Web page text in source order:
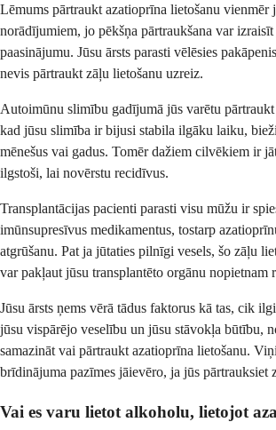
Lēmums pārtraukt azatioprīna lietošanu vienmēr
norādījumiem, jo pēkšņa pārtraukšana var
paasinājumu. Jūsu ārsts parasti vēlēsies
nevis pārtraukt zāļu lietošanu uzreiz.
Autoimūnu slimību gadījumā jūs varētu
kad jūsu slimība ir bijusi stabila ilgāku laiku,
mēnešus vai gadus. Tomēr dažiem cilvēkiem ir
ilgstoši, lai novērstu recidīvus.
Transplantācijas pacienti parasti visu mūžu ir
imūnsupresīvus medikamentus, tostarp
atgrūšanu. Pat ja jūtaties pilnīgi vesels, šo zāļu
var pakļaut jūsu transplantēto orgānu nopietnam
Jūsu ārsts ņems vērā tādus faktorus kā tas, cik
jūsu vispārējo veselību un jūsu stāvokļa būtību,
samazināt vai pārtraukt azatioprīna lietošanu.
brīdinājuma pazīmes jāievēro, ja jūs pārtrauksiet
Vai es varu lietot alkoholu, lietojot